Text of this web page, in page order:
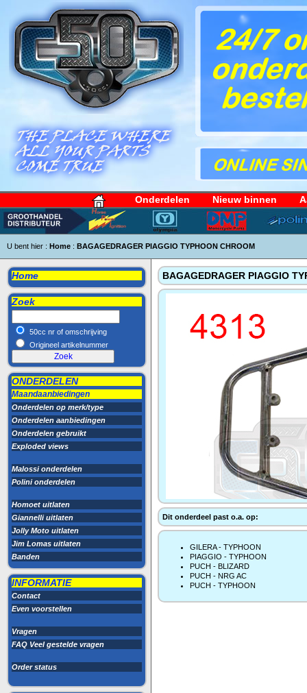
Onderdelen Nieuw binnen
U bent hier : Home : BAGAGEDRAGER PIAGGIO TYPHOON CHROOM
Home
Zoek
50cc nr of omschrijving
Origineel artikelnummer
ONDERDELEN
Maandaanbiedingen
Onderdelen op merk/type
Onderdelen aanbiedingen
Onderdelen gebruikt
Exploded views
Malossi onderdelen
Polini onderdelen
Homoet uitlaten
Giannelli uitlaten
Jolly Moto uitlaten
Jim Lomas uitlaten
Banden
INFORMATIE
Contact
Even voorstellen
Vragen
FAQ Veel gestelde vragen
Order status
BAGAGEDRAGER PIAGGIO
Dit onderdeel past o.a. op:
GILERA - TYPHOON
PIAGGIO - TYPHOON
PUCH - BLIZARD
PUCH - NRG AC
PUCH - TYPHOON